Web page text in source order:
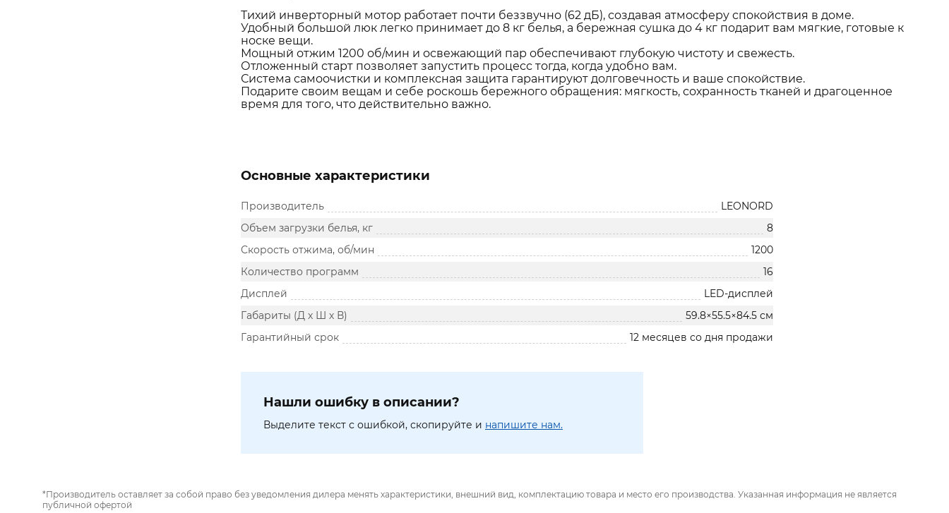
Тихий инверторный мотор работает почти беззвучно (62 дБ), создавая атмосферу спокойствия в доме.
Удобный большой люк легко принимает до 8 кг белья, а бережная сушка до 4 кг подарит вам мягкие, готовые к
носке вещи.
Мощный отжим 1200 об/мин и освежающий пар обеспечивают глубокую чистоту и свежесть.
Отложенный старт позволяет запустить процесс тогда, когда удобно вам.
Система самоочистки и комплексная защита гарантируют долговечность и ваше спокойствие.
Подарите своим вещам и себе роскошь бережного обращения: мягкость, сохранность тканей и драгоценное
время для того, что действительно важно.
Основные характеристики
Производитель
LEONORD
Объем загрузки белья, кг
8
Скорость отжима, об/мин
1200
Количество программ
16
Дисплей
LED-дисплей
Габариты (Д х Ш х В)
59.8×55.5×84.5 см
Гарантийный срок
12 месяцев со дня продажи
Нашли ошибку в описании?
Выделите текст с ошибкой, скопируйте и напишите нам.
*Производитель оставляет за собой право без уведомления дилера менять характеристики, внешний вид, комплектацию товара и место его производства. Указанная информация не является
публичной офертой